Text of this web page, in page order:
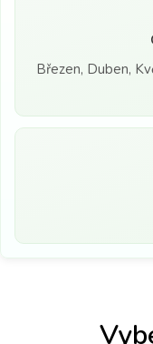
Březen, Duben,